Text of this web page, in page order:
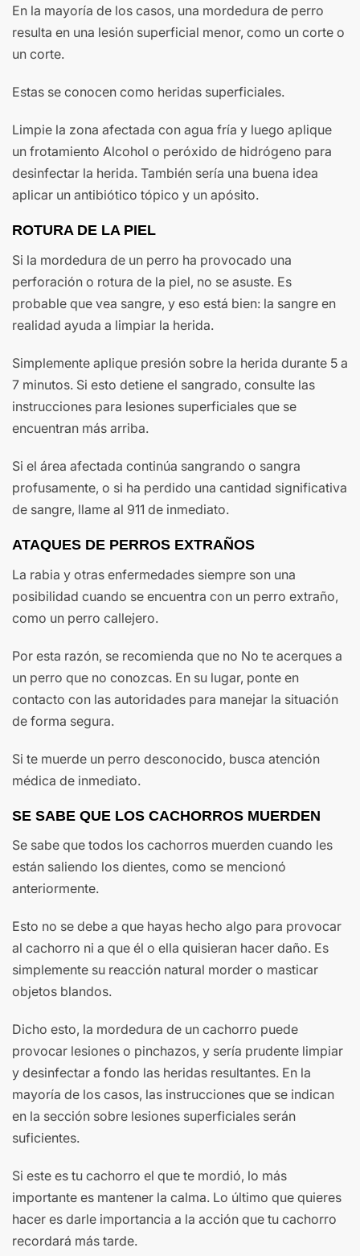
En la mayoría de los casos, una mordedura de perro
resulta en una lesión superficial menor, como un corte o
un corte.
Estas se conocen como heridas superficiales.
Limpie la zona afectada con agua fría y luego aplique
un frotamiento Alcohol o peróxido de hidrógeno para
desinfectar la herida. También sería una buena idea
aplicar un antibiótico tópico y un apósito.
ROTURA DE LA PIEL
Si la mordedura de un perro ha provocado una
perforación o rotura de la piel, no se asuste. Es
probable que vea sangre, y eso está bien: la sangre en
realidad ayuda a limpiar la herida.
Simplemente aplique presión sobre la herida durante 5 a
7 minutos. Si esto detiene el sangrado, consulte las
instrucciones para lesiones superficiales que se
encuentran más arriba.
Si el área afectada continúa sangrando o sangra
profusamente, o si ha perdido una cantidad significativa
de sangre, llame al 911 de inmediato.
ATAQUES DE PERROS EXTRAÑOS
La rabia y otras enfermedades siempre son una
posibilidad cuando se encuentra con un perro extraño,
como un perro callejero.
Por esta razón, se recomienda que no No te acerques a
un perro que no conozcas. En su lugar, ponte en
contacto con las autoridades para manejar la situación
de forma segura.
Si te muerde un perro desconocido, busca atención
médica de inmediato.
SE SABE QUE LOS CACHORROS MUERDEN
Se sabe que todos los cachorros muerden cuando les
están saliendo los dientes, como se mencionó
anteriormente.
Esto no se debe a que hayas hecho algo para provocar
al cachorro ni a que él o ella quisieran hacer daño. Es
simplemente su reacción natural morder o masticar
objetos blandos.
Dicho esto, la mordedura de un cachorro puede
provocar lesiones o pinchazos, y sería prudente limpiar
y desinfectar a fondo las heridas resultantes. En la
mayoría de los casos, las instrucciones que se indican
en la sección sobre lesiones superficiales serán
suficientes.
Si este es tu cachorro el que te mordió, lo más
importante es mantener la calma. Lo último que quieres
hacer es darle importancia a la acción que tu cachorro
recordará más tarde.